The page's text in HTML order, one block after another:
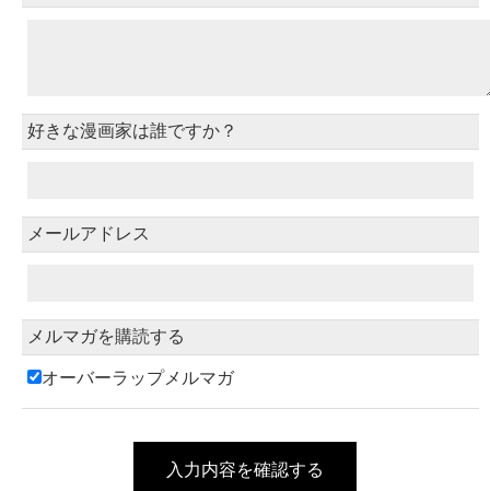
好きな漫画家は誰ですか？
メールアドレス
メルマガを購読する
オーバーラップメルマガ
入力内容を確認する